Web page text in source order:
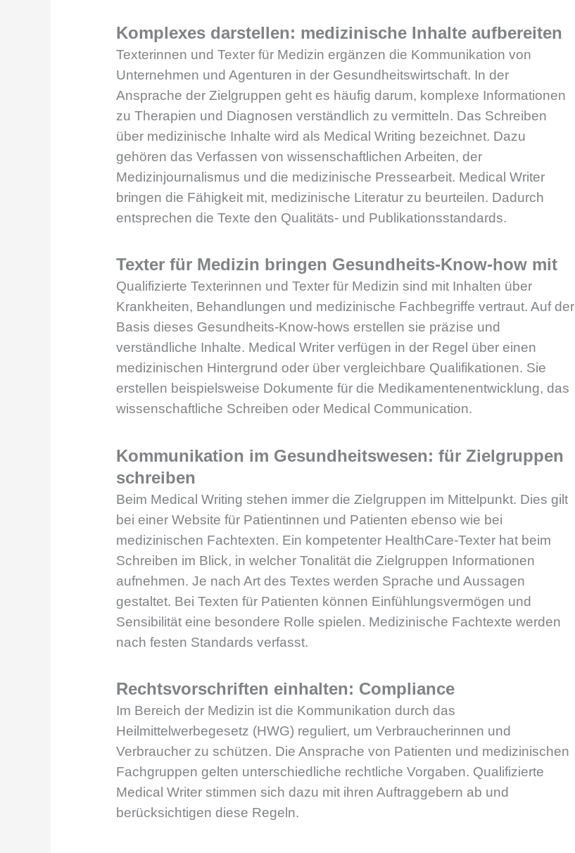
Komplexes darstellen: medizinische Inhalte aufbereiten
Texterinnen und Texter für Medizin ergänzen die Kommunikation von
Unternehmen und Agenturen in der Gesundheitswirtschaft. In der
Ansprache der Zielgruppen geht es häufig darum, komplexe Informationen
zu Therapien und Diagnosen verständlich zu vermitteln. Das Schreiben
über medizinische Inhalte wird als Medical Writing bezeichnet. Dazu
gehören das Verfassen von wissenschaftlichen Arbeiten, der
Medizinjournalismus und die medizinische Pressearbeit. Medical Writer
bringen die Fähigkeit mit, medizinische Literatur zu beurteilen. Dadurch
entsprechen die Texte den Qualitäts- und Publikationsstandards.
Texter für Medizin bringen Gesundheits-Know-how mit
Qualifizierte Texterinnen und Texter für Medizin sind mit Inhalten über
Krankheiten, Behandlungen und medizinische Fachbegriffe vertraut. Auf der
Basis dieses Gesundheits-Know-hows erstellen sie präzise und
verständliche Inhalte. Medical Writer verfügen in der Regel über einen
medizinischen Hintergrund oder über vergleichbare Qualifikationen. Sie
erstellen beispielsweise Dokumente für die Medikamentenentwicklung, das
wissenschaftliche Schreiben oder Medical Communication.
Kommunikation im Gesundheitswesen: für Zielgruppen
schreiben
Beim Medical Writing stehen immer die Zielgruppen im Mittelpunkt. Dies gilt
bei einer Website für Patientinnen und Patienten ebenso wie bei
medizinischen Fachtexten. Ein kompetenter HealthCare-Texter hat beim
Schreiben im Blick, in welcher Tonalität die Zielgruppen Informationen
aufnehmen. Je nach Art des Textes werden Sprache und Aussagen
gestaltet. Bei Texten für Patienten können Einfühlungsvermögen und
Sensibilität eine besondere Rolle spielen. Medizinische Fachtexte werden
nach festen Standards verfasst.
Rechtsvorschriften einhalten: Compliance
Im Bereich der Medizin ist die Kommunikation durch das
Heilmittelwerbegesetz (HWG) reguliert, um Verbraucherinnen und
Verbraucher zu schützen. Die Ansprache von Patienten und medizinischen
Fachgruppen gelten unterschiedliche rechtliche Vorgaben. Qualifizierte
Medical Writer stimmen sich dazu mit ihren Auftraggebern ab und
berücksichtigen diese Regeln.